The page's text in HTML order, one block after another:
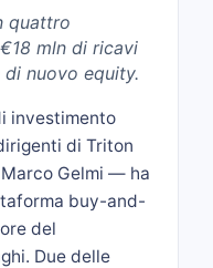
quattro
mln di ricavi
nuovo equity.
investimento
di Triton
Gelmi — ha
buy-and-
del
Due delle